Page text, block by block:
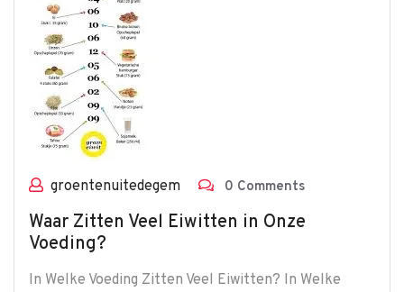
groentenuitedegem 0 Comments
Waar Zitten Veel Eiwitten in Onze
Voeding?
In Welke Voeding Zitten Veel Eiwitten? In Welke